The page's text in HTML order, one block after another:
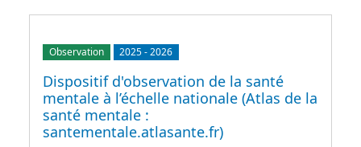
Observation 2025-2026
Dispositif d'observation de la santé
mentale à l’échelle nationale (Atlas de la
santé mentale :
santementale.atlasante.fr)